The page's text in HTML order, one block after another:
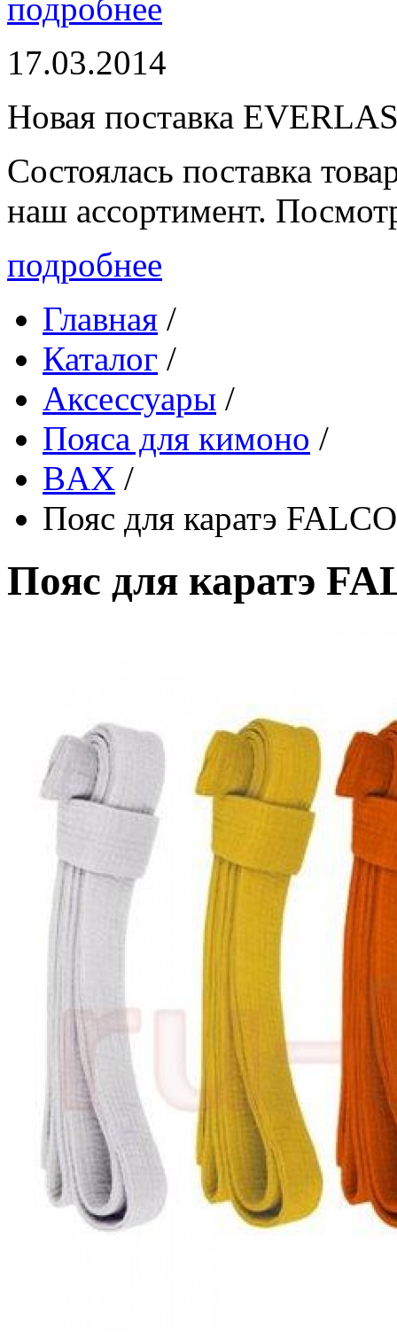
подробнее
17.03.2014
Новая поставка
Состоялась поставка
наш ассортимент.
подробнее
Главная /
Каталог /
Аксессуары /
Пояса для кимоно /
BAX /
Пояс для каратэ
Пояс для каратэ